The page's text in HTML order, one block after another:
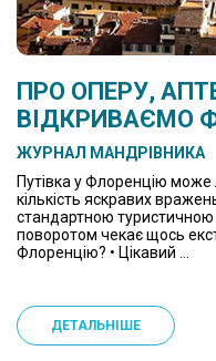
ПРО ОПЕРУ,
ВІДКРИВАЄМО
ЖУРНАЛ МАНДРІВНИКА
Путівка у Флоренцію може
кількість яскравих
стандартною
поворотом чекає щось
Флоренцію? • Цікавий ...
ДЕТАЛЬНІШЕ